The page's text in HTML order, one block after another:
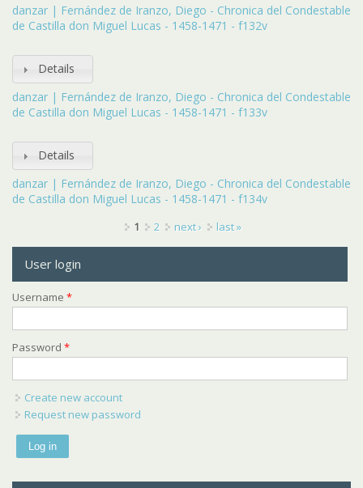
danzar | Fernández de Iranzo, Diego - Chronica del Condestable
de Castilla don Miguel Lucas - 1458-1471 - f132v
Details
danzar | Fernández de Iranzo, Diego - Chronica del Condestable
de Castilla don Miguel Lucas - 1458-1471 - f133v
Details
danzar | Fernández de Iranzo, Diego - Chronica del Condestable
de Castilla don Miguel Lucas - 1458-1471 - f134v
1 2 next › last »
User login
Username *
Password *
Create new account
Request new password